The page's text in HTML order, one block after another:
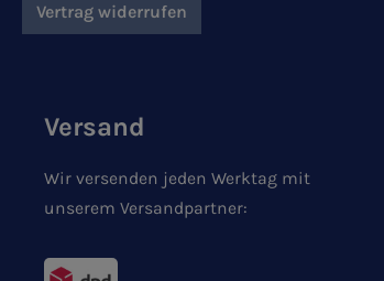
Vertrag widerrufen
Versand
Wir versenden jeden Werktag mit
unserem Versandpartner: